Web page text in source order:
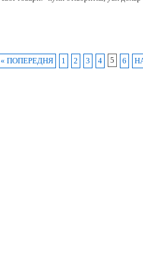
« ПОПЕРЕДНЯ 1 2 3 4 5 6